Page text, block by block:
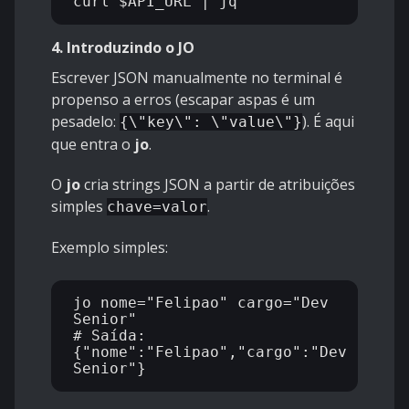
4. Introduzindo o JO
Escrever JSON manualmente no terminal é
propenso a erros (escapar aspas é um
pesadelo: {\"key\": \"value\"}). É aqui
que entra o jo.
O jocria strings JSON a partir de atribuições
simples chave=valor.
Exemplo simples:
jo nome="Felipao" cargo="Dev
Senior"
# Saída:
{"nome":"Felipao","cargo":"Dev